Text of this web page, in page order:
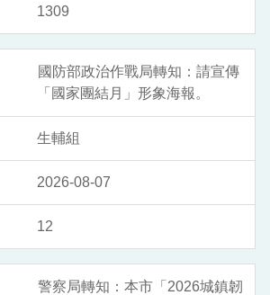
1309
國防部政治作戰局轉知：請宣傳
「國家團結月」形象海報。
生輔組
2026-08-07
12
警察局轉知：本市「2026城鎮韌